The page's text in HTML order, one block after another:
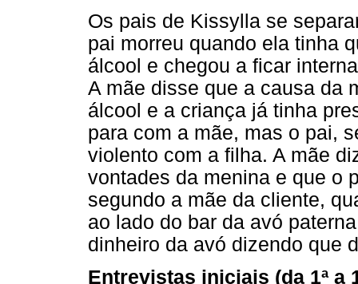
Os pais de Kissylla se
pai morreu quando ela tinha
álcool e chegou a ficar
A mãe disse que a causa da
álcool e a criança já tinha
para com a mãe, mas o pai,
violento com a filha. A mãe
vontades da menina e que o
segundo a mãe da cliente,
ao lado do bar da avó
dinheiro da avó dizendo que
Entrevistas iniciais (da 1ª a